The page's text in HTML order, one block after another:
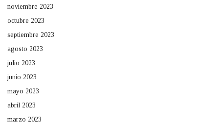
noviembre 2023
octubre 2023
septiembre 2023
agosto 2023
julio 2023
junio 2023
mayo 2023
abril 2023
marzo 2023